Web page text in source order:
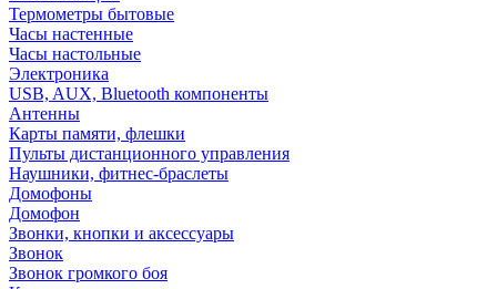
Термометры бытовые
Часы настенные
Часы настольные
Электроника
USB, AUX, Bluetooth компоненты
Антенны
Карты памяти, флешки
Пульты дистанционного управления
Наушники, фитнес-браслеты
Домофоны
Домофон
Звонки, кнопки и аксессуары
Звонок
Звонок громкого боя